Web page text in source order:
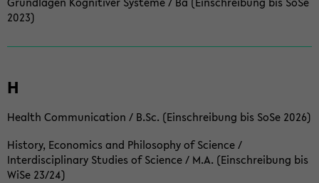
2023)
H
Health Communication / B.Sc. (Einschreibung bis SoSe 2026)
History, Economics and Philosophy of Science /
Interdisciplinary Studies of Science / M.A. (Einschreibung bis
WiSe 23/24)